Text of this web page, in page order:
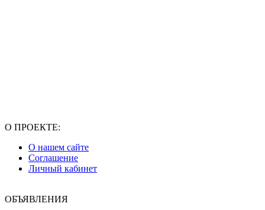
О ПРОЕКТЕ:
О нашем сайте
Соглашение
Личный кабинет
ОБЪЯВЛЕНИЯ